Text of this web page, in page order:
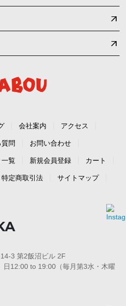
会社案内 アクセス
問 お問い合わせ
一覧 新規会員登録 カート
特定商取引法 サイトマップ
3 第2飯沼ビル 2F
12:00 to 19:00（毎月第3水・木曜